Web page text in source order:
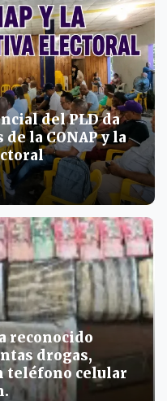
del PLD da
la CONAP y la
reconocido
drogas,
teléfono celular